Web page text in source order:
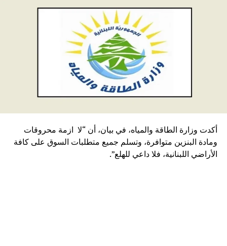
أكدت وزارة الطاقة والمياه، في بيان، أن “لا ازمة محروقات
ومادة البنزين متوافرة، وتسلم جميع متطلبات السوق على كافة
الأراضي اللبنانية، فلا داعي للهلع”.